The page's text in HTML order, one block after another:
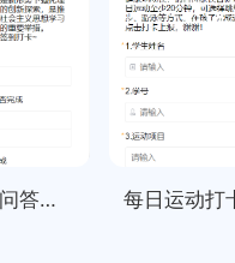
学习强国问答每日签到打卡 每日运动打